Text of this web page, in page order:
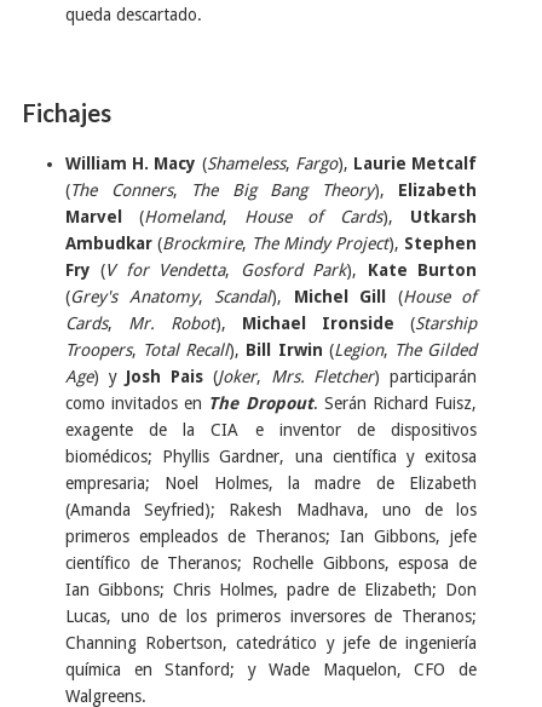
queda descartado.
Fichajes
William H. Macy (Shameless, Fargo), Laurie Metcalf
(The Conners, The Big Bang Theory), Elizabeth
Marvel
(Homeland, House of Cards), Utkarsh
Ambudkar (Brockmire, The Mindy Project), Stephen
Fry (V for Vendetta, Gosford Park), Kate Burton
(Grey's Anatomy, Scandal), Michel Gill (House of
Cards, Mr. Robot), Michael Ironside (Starship
Troopers, Total Recall), Bill Irwin (Legion, The Gilded
Age) y Josh Pais (Joker, Mrs. Fletcher) participarán
como invitados en The Dropout. Serán Richard Fuisz,
exagente de la CIA e inventor de dispositivos
biomédicos; Phyllis Gardner, una científica y exitosa
empresaria; Noel Holmes, la madre de Elizabeth
(Amanda Seyfried); Rakesh Madhava, uno de los
primeros empleados de Theranos; Ian Gibbons, jefe
científico de Theranos; Rochelle Gibbons, esposa de
Ian Gibbons; Chris Holmes, padre de Elizabeth; Don
Lucas, uno de los primeros inversores de Theranos;
Channing Robertson, catedrático y jefe de ingeniería
química en Stanford; y Wade Maquelon, CFO de
Walgreens.